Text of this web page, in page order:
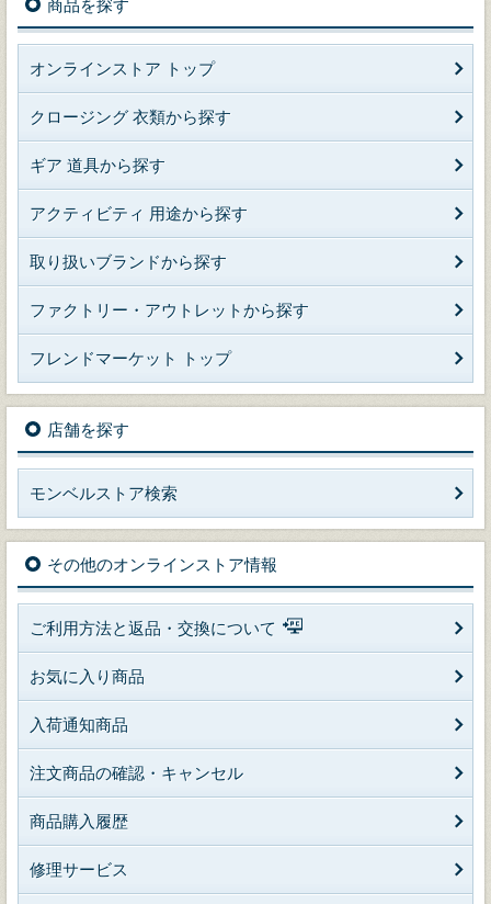
商品を探す
オンラインストア トップ
クロージング 衣類から探す
ギア 道具から探す
アクティビティ 用途から探す
取り扱いブランドから探す
ファクトリー・アウトレットから探す
フレンドマーケット トップ
店舗を探す
モンベルストア検索
その他のオンラインストア情報
ご利用方法と返品・交換について
お気に入り商品
入荷通知商品
注文商品の確認・キャンセル
商品購入履歴
修理サービス